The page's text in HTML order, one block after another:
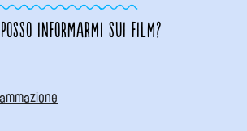
posso informarmi sui film?